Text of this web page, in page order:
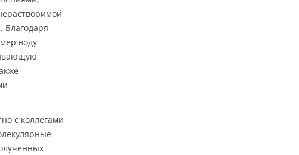
Благодаря
воду
с коллегами